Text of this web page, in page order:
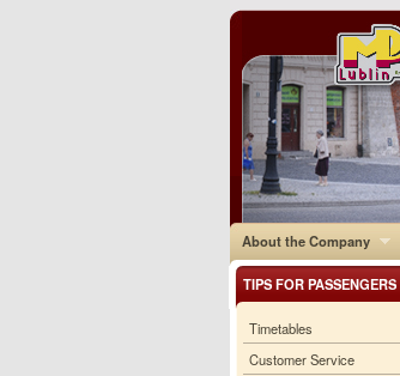
About the Company
TIPS FOR PASSENGERS
Timetables
Customer Service